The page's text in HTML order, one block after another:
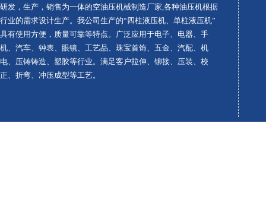
研发，生产，销售为一体的空油压机械制造厂家,各种油压机根据
行业的需求设计生产。我公司生产的“四柱液压机、单柱液压机”
具有使用方便，质量可靠等特点。广泛应用于电子、电器、手
机、汽车、钟表、眼镜、工艺品、珠宝首饰、五金、汽配、机
电、压铸铸造、塑胶等行业。满足客户拉伸、铆接、压装、校
正、折弯、冲压成型等工艺。